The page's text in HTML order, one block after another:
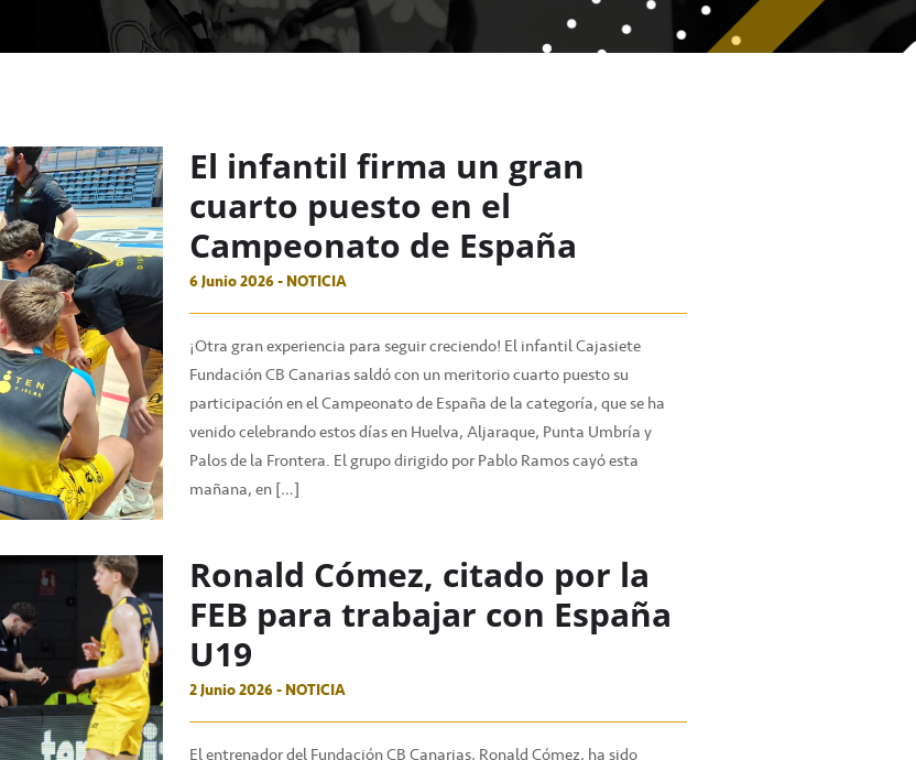
El infantil firma un gran
cuarto puesto en el
Campeonato de España
6 Junio 2026 - NOTICIA
¡Otra gran experiencia para seguir creciendo! El infantil Cajasiete
Fundación CB Canarias saldó con un meritorio cuarto puesto su
participación en el Campeonato de España de la categoría, que se ha
venido celebrando estos días en Huelva, Aljaraque, Punta Umbría y
Palos de la Frontera. El grupo dirigido por Pablo Ramos cayó esta
mañana, en […]
Ronald Cómez, citado por la
FEB para trabajar con España
U19
2 Junio 2026 - NOTICIA
El entrenador del Fundación CB Canarias, Ronald Cómez, ha sido